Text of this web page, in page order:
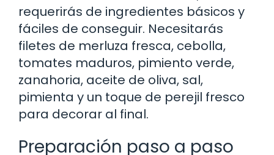
requerirás de ingredientes básicos y
fáciles de conseguir. Necesitarás
filetes de merluza fresca, cebolla,
tomates maduros, pimiento verde,
zanahoria, aceite de oliva, sal,
pimienta y un toque de perejil fresco
para decorar al final.
Preparación paso a paso